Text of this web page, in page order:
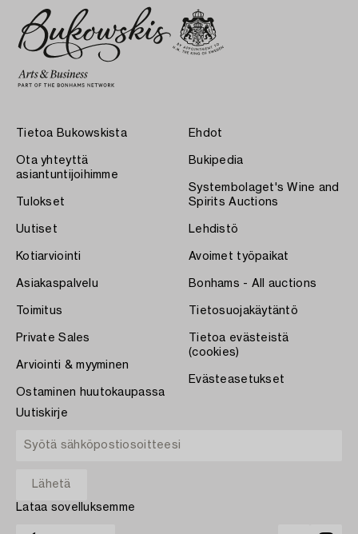
Tietoa Bukowskista
Ota yhteyttä
asiantuntijoihimme
Tulokset
Uutiset
Kotiarviointi
Asiakaspalvelu
Toimitus
Private Sales
Arviointi & myyminen
Ostaminen huutokaupassa
Ehdot
Bukipedia
Systembolaget's Wine and
Spirits Auctions
Lehdistö
Avoimet työpaikat
Bonhams - All auctions
Tietosuojakäytäntö
Tietoa evästeistä
(cookies)
Evästeasetukset
Uutiskirje
Lataa sovelluksemme